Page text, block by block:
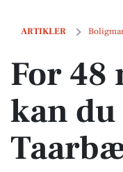
ARTIKLER
For 48 mio. kroner
For 48
kan